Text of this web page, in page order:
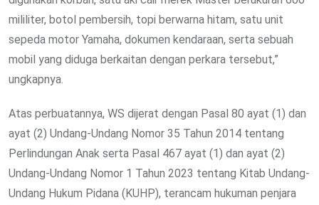
mililiter, botol pembersih, topi berwarna hitam, satu unit
sepeda motor Yamaha, dokumen kendaraan, serta sebuah
mobil yang diduga berkaitan dengan perkara tersebut,”
ungkapnya.
Atas perbuatannya, WS dijerat dengan Pasal 80 ayat (1) dan
ayat (2) Undang-Undang Nomor 35 Tahun 2014 tentang
Perlindungan Anak serta Pasal 467 ayat (1) dan ayat (2)
Undang-Undang Nomor 1 Tahun 2023 tentang Kitab Undang-
Undang Hukum Pidana (KUHP), terancam hukuman penjara